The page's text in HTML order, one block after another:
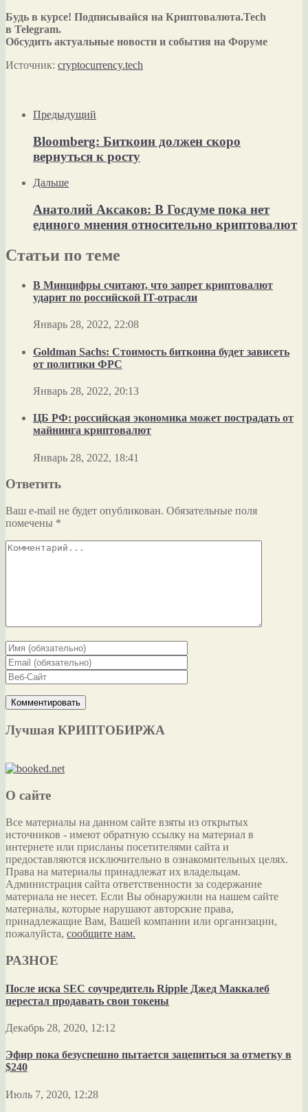
Будь в курсе! Подписывайся на Криптовалюта.Tech
в Telegram.
Обсудить актуальные новости и события на Форуме
Источник: cryptocurrency.tech
Предыдущий
Bloomberg: Биткоин должен скоро
вернуться к росту
Дальше
Анатолий Аксаков: В Госдуме пока нет
единого мнения относительно криптовалют
Статьи по теме
В Минцифры считают, что запрет криптовалют
ударит по российской IT-отрасли
Январь 28, 2022, 22:08
Goldman Sachs: Стоимость биткоина будет зависеть
от политики ФРС
Январь 28, 2022, 20:13
ЦБ РФ: российская экономика может пострадать от
майнинга криптовалют
Январь 28, 2022, 18:41
Ответить
Ваш e-mail не будет опубликован. Обязательные поля
помечены *
Лучшая КРИПТОБИРЖА
О сайте
Все материалы на данном сайте взяты из открытых
источников - имеют обратную ссылку на материал в
интернете или присланы посетителями сайта и
предоставляются исключительно в ознакомительных целях.
Права на материалы принадлежат их владельцам.
Администрация сайта ответственности за содержание
материала не несет. Если Вы обнаружили на нашем сайте
материалы, которые нарушают авторские права,
принадлежащие Вам, Вашей компании или организации,
пожалуйста, сообщите нам.
РАЗНОЕ
После иска SEC соучредитель Ripple Джед Маккалеб
перестал продавать свои токены
Декабрь 28, 2020, 12:12
Эфир пока безуспешно пытается зацепиться за отметку в
$240
Июль 7, 2020, 12:28